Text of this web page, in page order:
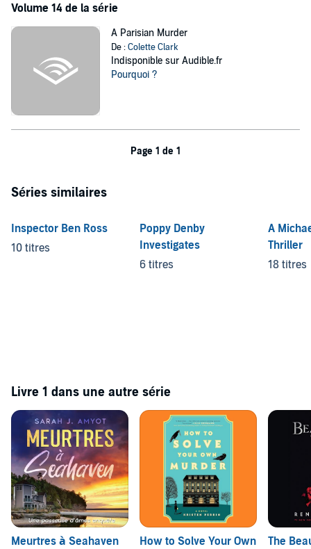
Volume 14 de la série
A Parisian Murder
De :Colette Clark
Indisponible sur Audible.fr
Pourquoi ?
Page 1 de 1
Séries similaires
Inspector Ben Ross
10 titres
Poppy Denby
Investigates
6 titres
A
Thriller
18 titres
Livre 1 dans une autre série
Meurtres à Seahaven
How to Solve Your Own
The